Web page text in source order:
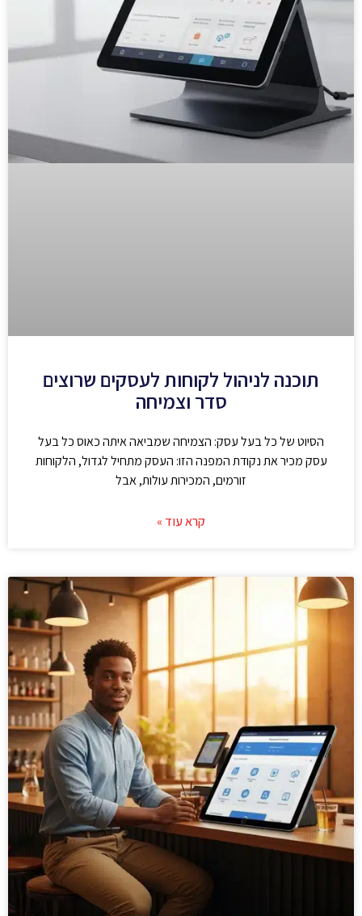
תוכנה לניהול לקוחות לעסקים שרוצים
סדר וצמיחה
הסיוט של כל בעל עסק: הצמיחה שמביאה איתה כאוס כל בעל
עסק מכיר את נקודת המפנה הזו: העסק מתחיל לגדול, הלקוחות
זורמים, המכירות עולות, אבל
קרא עוד »